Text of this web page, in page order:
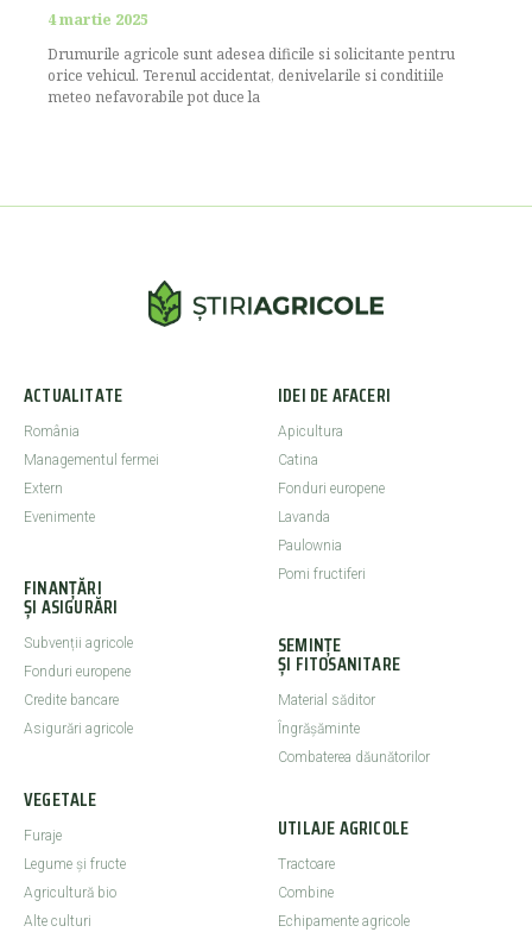
4 martie 2025
Drumurile agricole sunt adesea dificile si solicitante pentru
orice vehicul. Terenul accidentat, denivelarile si conditiile
meteo nefavorabile pot duce la
ACTUALITATE
România
Managementul fermei
Extern
Evenimente
FINANȚĂRI
ȘI ASIGURĂRI
Subvenții agricole
Fonduri europene
Credite bancare
Asigurări agricole
VEGETALE
Furaje
Legume şi fructe
Agricultură bio
Alte culturi
IDEI DE AFACERI
Apicultura
Catina
Fonduri europene
Lavanda
Paulownia
Pomi fructiferi
SEMINȚE
ȘI FITOSANITARE
Material săditor
Îngrășăminte
Combaterea dăunătorilor
UTILAJE AGRICOLE
Tractoare
Combine
Echipamente agricole